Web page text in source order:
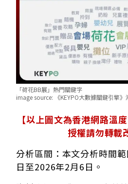
「荷花BB展」熱門關鍵字
image source: 《KEYPO大數據關鍵引擎
【以上圖文為香港網路溫
授權請勿轉載
分析區間：本文分析時間
日至2026年2月6日。